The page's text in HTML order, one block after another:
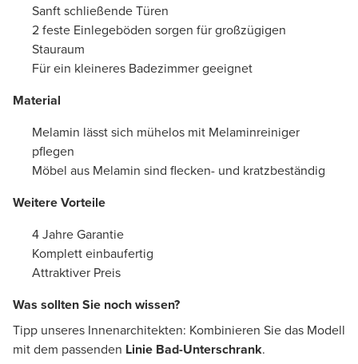
Sanft schließende Türen
2 feste Einlegeböden sorgen für großzügigen
Stauraum
Für ein kleineres Badezimmer geeignet
Material
Melamin lässt sich mühelos mit Melaminreiniger
pflegen
Möbel aus Melamin sind flecken- und kratzbeständig
Weitere Vorteile
4 Jahre Garantie
Komplett einbaufertig
Attraktiver Preis
Was sollten Sie noch wissen?
Tipp unseres Innenarchitekten: Kombinieren Sie das Modell
mit dem passenden Linie Bad-Unterschrank.